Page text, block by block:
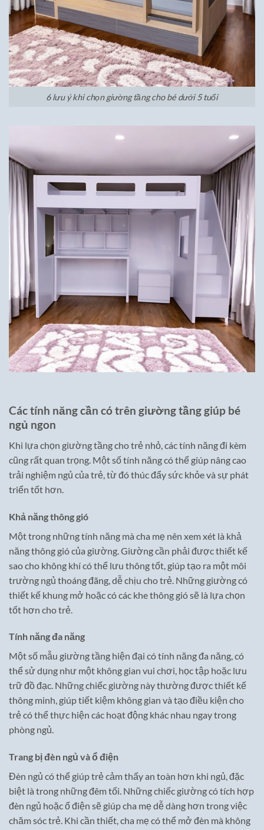
6 lưu ý khi chọn giường tầng cho bé dưới 5 tuổi
Các tính năng cần có trên giường tầng giúp bé
ngủ ngon
Khi lựa chọn giường tầng cho trẻ nhỏ, các tính năng đi kèm
cũng rất quan trọng. Một số tính năng có thể giúp nâng cao
trải nghiệm ngủ của trẻ, từ đó thúc đẩy sức khỏe và sự phát
triển tốt hơn.
Khả năng thông gió
Một trong những tính năng mà cha mẹ nên xem xét là khả
năng thông gió của giường. Giường cần phải được thiết kế
sao cho không khí có thể lưu thông tốt, giúp tạo ra một môi
trường ngủ thoáng đãng, dễ chịu cho trẻ. Những giường có
thiết kế khung mở hoặc có các khe thông gió sẽ là lựa chọn
tốt hơn cho trẻ.
Tính năng đa năng
Một số mẫu giường tầng hiện đại có tính năng đa năng, có
thể sử dụng như một không gian vui chơi, học tập hoặc lưu
trữ đồ đạc. Những chiếc giường này thường được thiết kế
thông minh, giúp tiết kiệm không gian và tạo điều kiện cho
trẻ có thể thực hiện các hoạt động khác nhau ngay trong
phòng ngủ.
Trang bị đèn ngủ và ổ điện
Đèn ngủ có thể giúp trẻ cảm thấy an toàn hơn khi ngủ, đặc
biệt là trong những đêm tối. Những chiếc giường có tích hợp
đèn ngủ hoặc ổ điện sẽ giúp cha mẹ dễ dàng hơn trong việc
chăm sóc trẻ. Khi cần thiết, cha mẹ có thể mở đèn mà không